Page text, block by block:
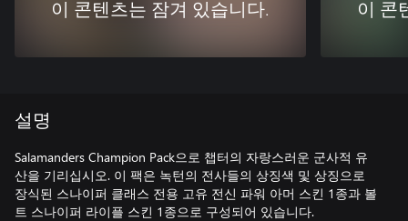
이 콘텐츠는 잠겨 있습니다. 이 콘
설명
Salamanders Champion Pack으로 챕터의 자랑스러운 군사적 유
산을 기리십시오. 이 팩은 녹턴의 전사들의 상징색 및 상징으로
장식된 스나이퍼 클래스 전용 고유 전신 파워 아머 스킨 1종과 볼
트 스나이퍼 라이플 스킨 1종으로 구성되어 있습니다.